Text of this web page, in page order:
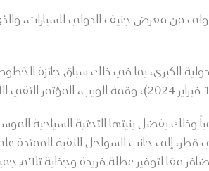
وذلك بفضل بنيتها التحتية السياحية
معًا لتوفير عطلة فريدة وجذابة تلائم